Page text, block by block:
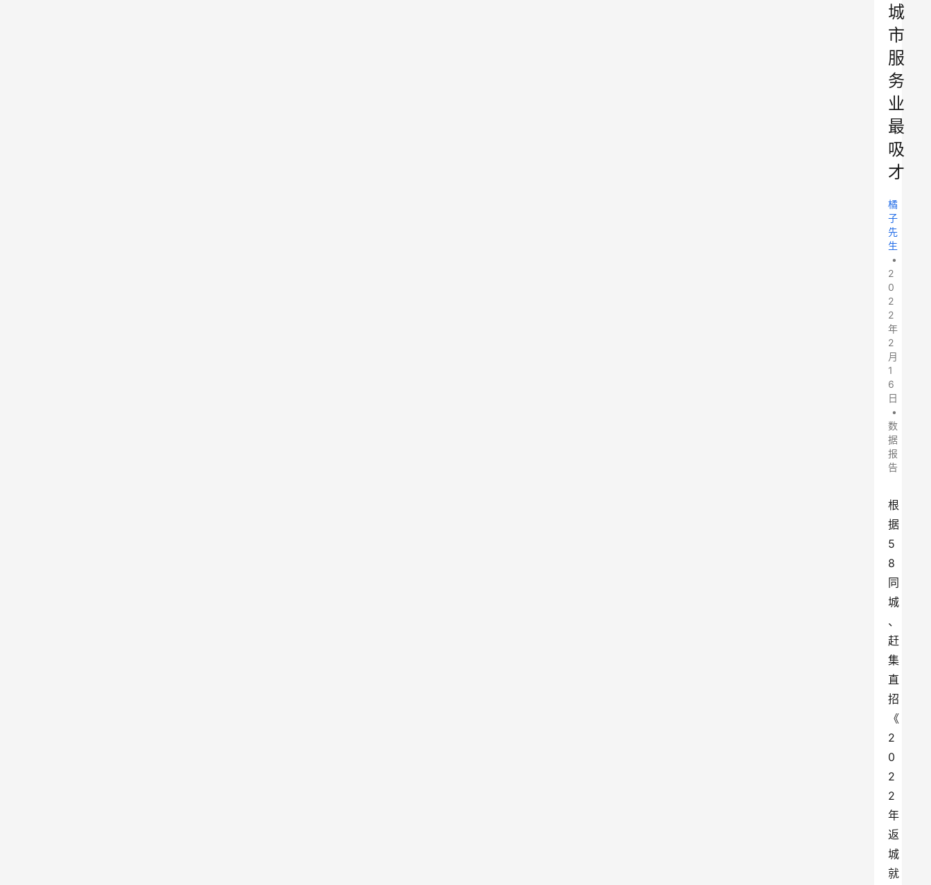
城
市
服
务
业
最
吸
才
橘
子
先
生
•
2
0
2
2
年
2
月
1
6
日
•
数
据
报
告
根
据
5
8
同
城
、
赶
集
直
招
《
2
0
2
2
年
返
城
就